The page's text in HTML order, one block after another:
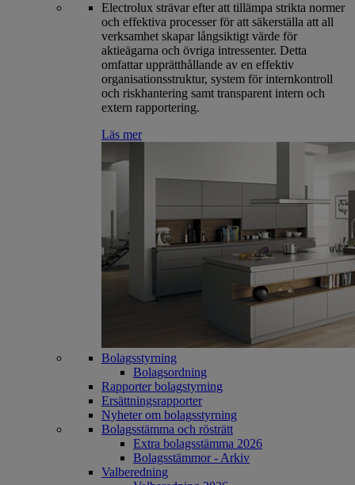
Electrolux strävar efter att tillämpa strikta normer
och effektiva processer för att säkerställa att all
verksamhet skapar långsiktigt värde för
aktieägarna och övriga intressenter. Detta
omfattar upprätthållande av en effektiv
organisationsstruktur, system för internkontroll
och riskhantering samt transparent intern och
extern rapportering.
Läs mer
Bolagsstyrning
Bolagsordning
Rapporter bolagstyrning
Ersättningsrapporter
Nyheter om bolagsstyrning
Bolagsstämma och rösträtt
Extra bolagsstämma 2026
Bolagsstämmor - Arkiv
Valberedning